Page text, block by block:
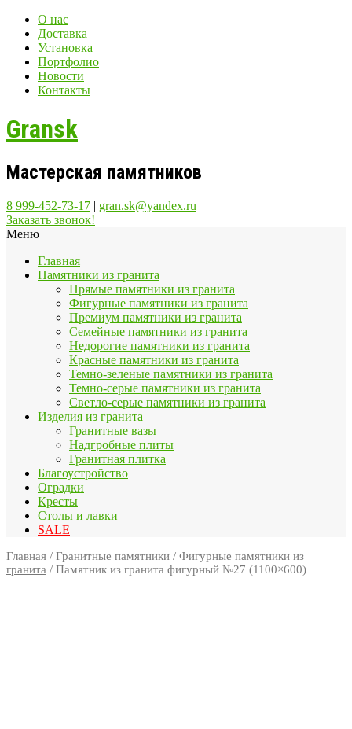
О нас
Доставка
Установка
Портфолио
Новости
Контакты
Gransk
Мастерская памятников
8 999-452-73-17 | gran.sk@yandex.ru
Заказать звонок!
Меню
Главная
Памятники из гранита
Прямые памятники из гранита
Фигурные памятники из гранита
Премиум памятники из гранита
Семейные памятники из гранита
Недорогие памятники из гранита
Красные памятники из гранита
Темно-зеленые памятники из гранита
Темно-серые памятники из гранита
Светло-серые памятники из гранита
Изделия из гранита
Гранитные вазы
Надгробные плиты
Гранитная плитка
Благоустройство
Оградки
Кресты
Столы и лавки
SALE
Главная / Гранитные памятники / Фигурные памятники из
гранита / Памятник из гранита фигурный №27 (1100×600)